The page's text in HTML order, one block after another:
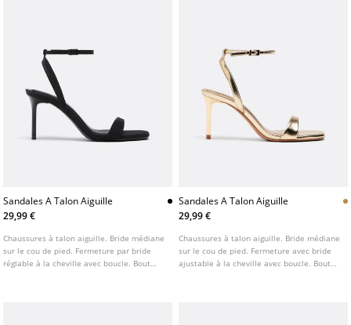
Sandales A Talon Aiguille
29,99 €
Chaussures à talon aiguille. Bride médiane
sur le cou de pied. Fermeture par bride
réglable à la cheville avec boucle. Bout
Sandales A Talon Aiguille
29,99 €
Chaussures à talon aiguille. Bride médiane
sur le cou de pied. Fermeture avec bride
ajustable à la cheville avec boucle. Bout